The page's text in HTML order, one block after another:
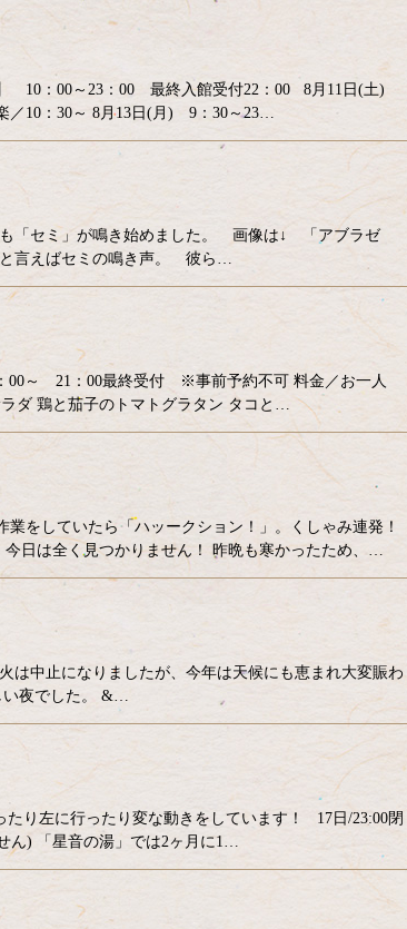
10：00～23：00 最終入館受付22：00 8月11日(土)
10：30～ 8月13日(月) 9：30～23…
「セミ」が鳴き始めました。 画像は↓ 「アブラゼ
えばセミの鳴き声。 彼ら…
00～ 21：00最終受付 ※事前予約不可 料金／お一人
ダ 鶏と茄子のトマトグラタン タコと…
していたら「ハッークション！」。くしゃみ連発！
日は全く見つかりません！ 昨晩も寒かったため、…
になりましたが、今年は天候にも恵まれ大変賑わ
い夜でした。 &…
左に行ったり変な動きをしています！ 17日/23:00閉
ん) 「星音の湯」では2ヶ月に1…